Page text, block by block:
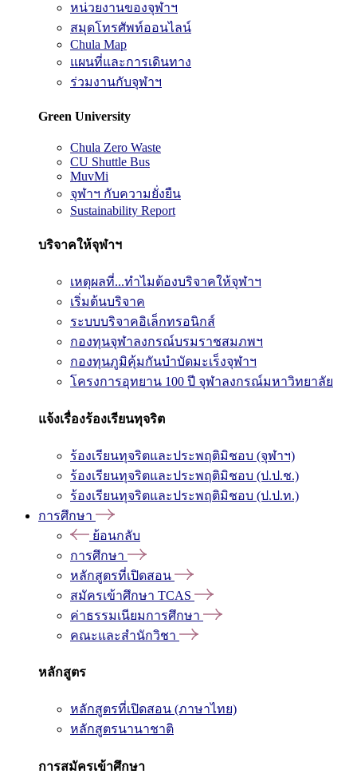
หน่วยงานของจุฬาฯ
สมุดโทรศัพท์ออนไลน์
Chula Map
แผนที่และการเดินทาง
ร่วมงานกับจุฬาฯ
Green University
Chula Zero Waste
CU Shuttle Bus
MuvMi
จุฬาฯ กับความยั่งยืน
Sustainability Report
บริจาคให้จุฬาฯ
เหตุผลที่...ทำไมต้องบริจาคให้จุฬาฯ
เริ่มต้นบริจาค
ระบบบริจาคอิเล็กทรอนิกส์
กองทุนจุฬาลงกรณ์บรมราชสมภพฯ
กองทุนภูมิคุ้มกันบำบัดมะเร็งจุฬาฯ
โครงการอุทยาน 100 ปี จุฬาลงกรณ์มหาวิทยาลัย
แจ้งเรื่องร้องเรียนทุจริต
ร้องเรียนทุจริตและประพฤติมิชอบ (จุฬาฯ)
ร้องเรียนทุจริตและประพฤติมิชอบ (ป.ป.ช.)
ร้องเรียนทุจริตและประพฤติมิชอบ (ป.ป.ท.)
การศึกษา
ย้อนกลับ
การศึกษา
หลักสูตรที่เปิดสอน
สมัครเข้าศึกษา TCAS
ค่าธรรมเนียมการศึกษา
คณะและสำนักวิชา
หลักสูตร
หลักสูตรที่เปิดสอน (ภาษาไทย)
หลักสูตรนานาชาติ
การสมัครเข้าศึกษา